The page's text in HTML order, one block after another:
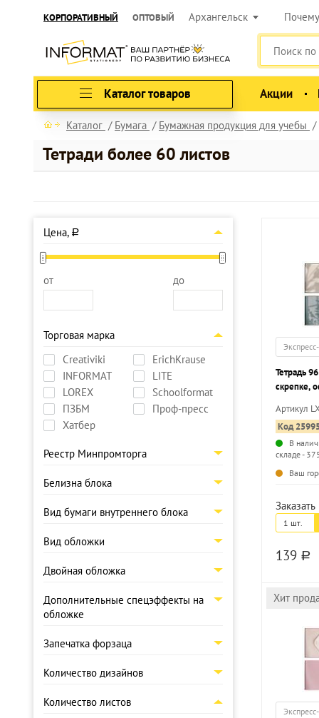
КОРПОРАТИВНЫЙ ОПТОВЫЙ Архангельск
Каталог товаров Акции
Каталог Бумага Бумажная продукция для учебы
Тетради более 60 листов
Цена, a
от до
Торговая марка
Creativiki
ErichKrause
INFORMAT
LITE
LOREX
Schoolformat
ПЗБМ
Проф-пресс
Хатбер
Реестр Минпромторга
Белизна блока
Вид бумаги внутреннего блока
Вид обложки
Двойная обложка
Дополнительные спецэффекты на
обложке
Запечатка форзаца
Количество дизайнов
Количество листов
Тетрадь
скрепке,
картон,
touch
Артикул
Код
В
складе -
Ваш
Заказать
1 шт.
139 a
Хит